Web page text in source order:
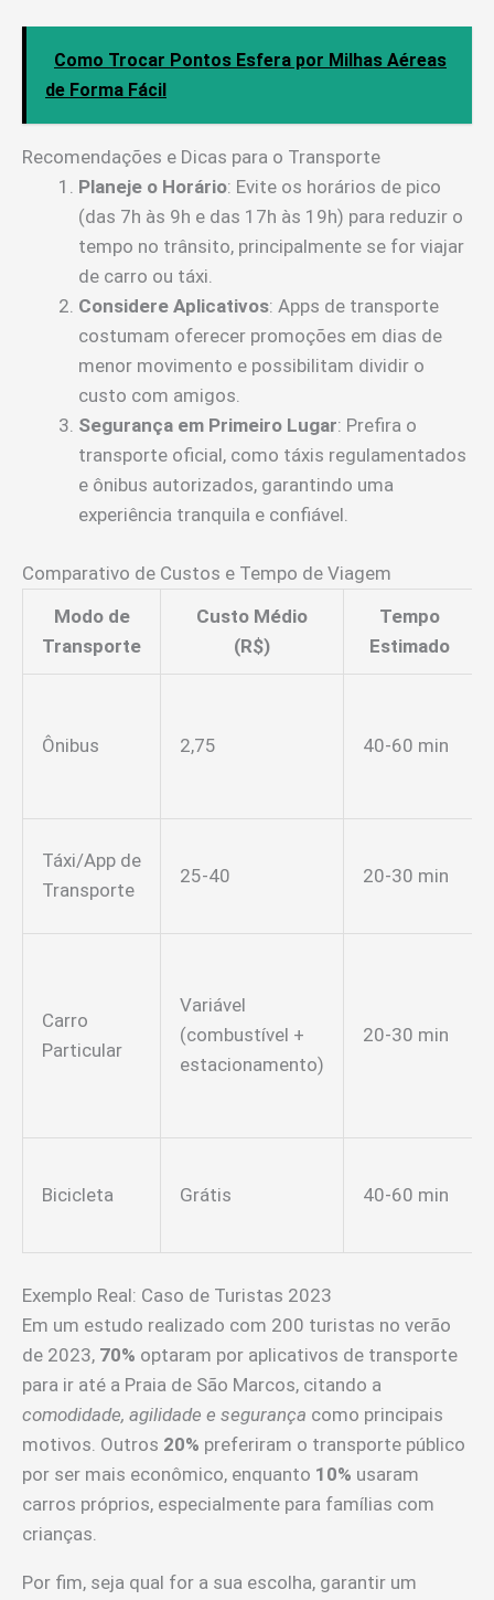
Como Trocar Pontos Esfera por Milhas Aéreas
de Forma Fácil
Recomendações e Dicas para o Transporte
Planeje o Horário: Evite os horários de pico
(das 7h às 9h e das 17h às 19h) para reduzir o
tempo no trânsito, principalmente se for viajar
de carro ou táxi.
Considere Aplicativos: Apps de transporte
costumam oferecer promoções em dias de
menor movimento e possibilitam dividir o
custo com amigos.
Segurança em Primeiro Lugar: Prefira o
transporte oficial, como táxis regulamentados
e ônibus autorizados, garantindo uma
experiência tranquila e confiável.
Comparativo de Custos e Tempo de Viagem
Modo de
Transporte
Custo Médio
(R$)
Tempo
Estimado
Ônibus 2,75 40-60 min
Táxi/App de
Transporte
25-40 20-30 min
Carro
Particular
Variável
(combustível +
estacionamento)
20-30 min
Bicicleta Grátis 40-60 min
Exemplo Real: Caso de Turistas 2023
Em um estudo realizado com 200 turistas no verão
de 2023, 70% optaram por aplicativos de transporte
para ir até a Praia de São Marcos, citando a
comodidade, agilidade e segurança como principais
motivos. Outros 20% preferiram o transporte público
por ser mais econômico, enquanto 10% usaram
carros próprios, especialmente para famílias com
crianças.
Por fim, seja qual for a sua escolha, garantir um